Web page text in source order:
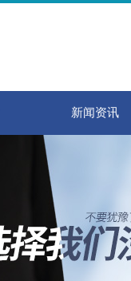
新闻资讯